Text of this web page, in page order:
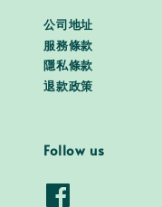
公司地址
服務條款
隱私條款
退款政策
Follow us